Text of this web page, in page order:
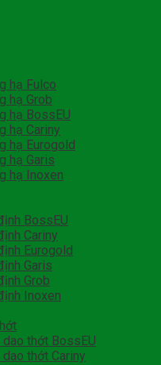
hạ Fulco
hạ Grob
hạ BossEU
hạ Cariny
hạ Eurogold
hạ Garis
hạ Inoxen
BossEU
Cariny
Eurogold
Garis
Grob
Inoxen
dao thớt BossEU
thớt Cariny